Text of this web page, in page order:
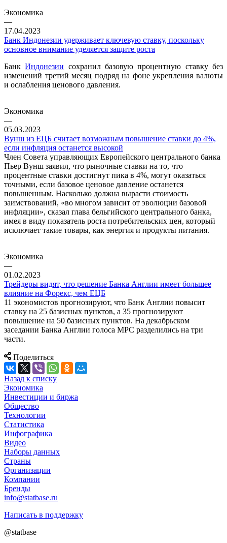
Экономика
—
17.04.2023
Банк Индонезии удерживает ключевую ставку, поскольку
основное внимание уделяется защите роста
БанкИндонезии сохранил базовую процентную ставку без
изменений третий месяц подряд на фоне укрепления валюты
и ослабления ценового давления.
Экономика
—
05.03.2023
Вунш из ЕЦБ считает возможным повышение ставки до 4%,
если инфляция останется высокой
Член Совета управляющих Европейского центрального банка
Пьер Вунш заявил, что рыночные ставки на то, что
процентные ставки достигнут пика в 4%, могут оказаться
точными, если базовое ценовое давление останется
повышенным. Насколько должна вырасти стоимость
заимствований, «во многом зависит от эволюции базовой
инфляции», сказал глава бельгийского центрального банка,
имея в виду показатель роста потребительских цен, который
исключает такие товары, как энергия и продукты питания.
Экономика
—
01.02.2023
Трейдеры видят, что решение Банка Англии имеет большее
влияние на Форекс, чем ЕЦБ
11 экономистов прогнозируют, что Банк Англии повысит
ставку на 25 базисных пунктов, а 35 прогнозируют
повышение на 50 базисных пунктов. На декабрьском
заседании Банка Англии голоса MPC разделились на три
части.
Поделиться
Назад к списку
Экономика
Инвестиции и биржа
Общество
Технологии
Cтатистика
Инфографика
Видео
Наборы данных
Страны
Организации
Компании
Бренды
info@statbase.ru
Написать в поддержку
@statbase